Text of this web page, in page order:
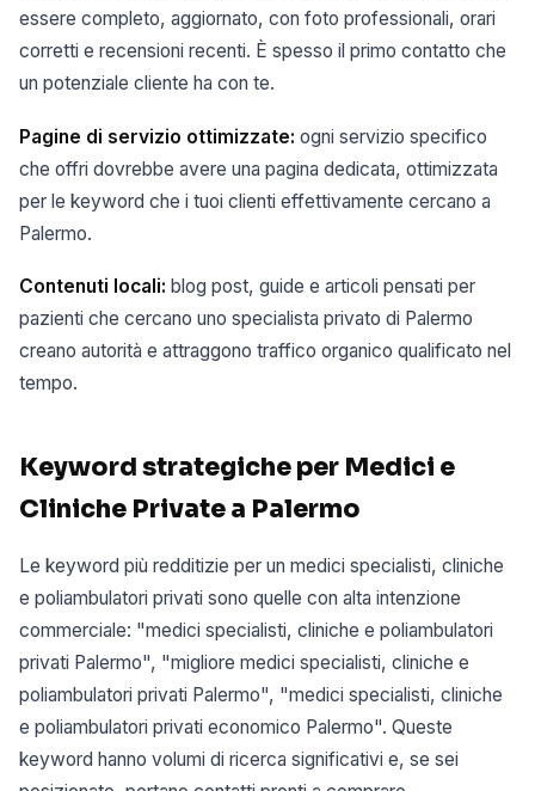
essere completo, aggiornato, con foto professionali, orari
corretti e recensioni recenti. È spesso il primo contatto che
un potenziale cliente ha con te.
Pagine di servizio ottimizzate: ogni servizio specifico
che offri dovrebbe avere una pagina dedicata, ottimizzata
per le keyword che i tuoi clienti effettivamente cercano a
Palermo.
Contenuti locali: blog post, guide e articoli pensati per
pazienti che cercano uno specialista privato di Palermo
creano autorità e attraggono traffico organico qualificato nel
tempo.
Keyword strategiche per Medici e
Cliniche Private a Palermo
Le keyword più redditizie per un medici specialisti, cliniche
e poliambulatori privati sono quelle con alta intenzione
commerciale: "medici specialisti, cliniche e poliambulatori
privati Palermo", "migliore medici specialisti, cliniche e
poliambulatori privati Palermo", "medici specialisti, cliniche
e poliambulatori privati economico Palermo". Queste
keyword hanno volumi di ricerca significativi e, se sei